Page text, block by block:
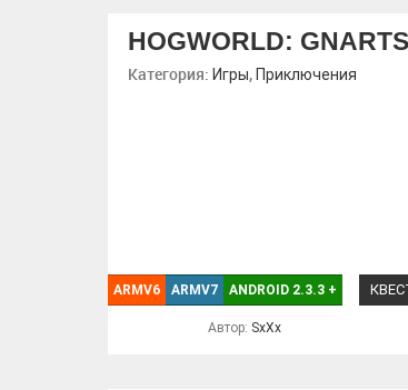
HOGWORLD:
Категория: Игры, Приключения
ARMV6 ARMV7 ANDROID 2.3.3 +
Автор: SxXx